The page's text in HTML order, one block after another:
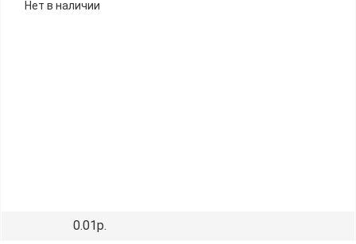
Нет в наличии
0.01р.